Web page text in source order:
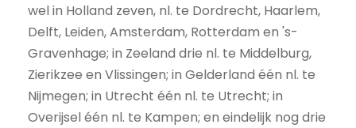
wel in Holland zeven, nl. te Dordrecht, Haarlem,
Delft, Leiden, Amsterdam, Rotterdam en 's-
Gravenhage; in Zeeland drie nl. te Middelburg,
Zierikzee en Vlissingen; in Gelderland één nl. te
Nijmegen; in Utrecht één nl. te Utrecht; in
Overijsel één nl. te Kampen; en eindelijk nog drie